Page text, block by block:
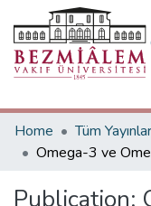
Home
Tüm Yayınlar
Publication: